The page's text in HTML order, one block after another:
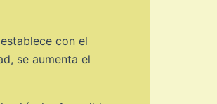
con el
se aumenta el